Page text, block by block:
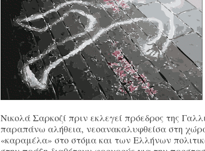
Νικολά Σαρκοζί πριν εκλεγεί πρόεδρος της
παραπάνω αλήθεια, νεοανακαλυφθείσα στη
«καραμέλα» στο στόμα και των Ελλήνων